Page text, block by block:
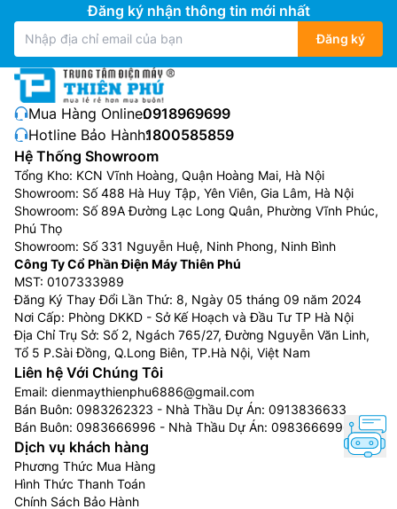
Đăng ký nhận thông tin mới nhất
Đăng ký
Mua Hàng Online:0918969699
Hotline Bảo Hành:1800585859
Hệ Thống Showroom
Tổng Kho: KCN Vĩnh Hoàng, Quận Hoàng Mai, Hà Nội
Showroom: Số 488 Hà Huy Tập, Yên Viên, Gia Lâm, Hà Nội
Showroom: Số 89A Đường Lạc Long Quân, Phường Vĩnh Phúc,
Phú Thọ
Showroom: Số 331 Nguyễn Huệ, Ninh Phong, Ninh Bình
Công Ty Cổ Phần Điện Máy Thiên Phú
MST: 0107333989
Đăng Ký Thay Đổi Lần Thứ: 8, Ngày 05 tháng 09 năm 2024
Nơi Cấp: Phòng DKKD - Sở Kế Hoạch và Đầu Tư TP Hà Nội
Địa Chỉ Trụ Sở: Số 2, Ngách 765/27, Đường Nguyễn Văn Linh,
Tổ 5 P.Sài Đồng, Q.Long Biên, TP.Hà Nội, Việt Nam
Liên hệ Với Chúng Tôi
Email: dienmaythienphu6886@gmail.com
Bán Buôn: 0983262323 - Nhà Thầu Dự Án: 0913836633
Bán Buôn: 0983666996 - Nhà Thầu Dự Án: 0983666996
Dịch vụ khách hàng
Phương Thức Mua Hàng
Hình Thức Thanh Toán
Chính Sách Bảo Hành